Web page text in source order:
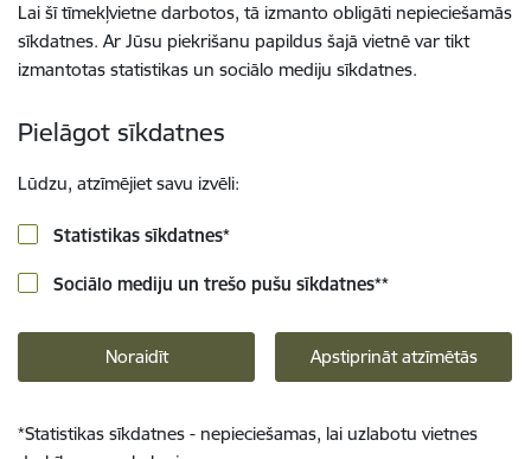
Lai šī tīmekļvietne darbotos, tā izmanto obligāti nepieciešamās
sīkdatnes. Ar Jūsu piekrišanu papildus šajā vietnē var tikt
izmantotas statistikas un sociālo mediju sīkdatnes.
Pielāgot sīkdatnes
Lūdzu, atzīmējiet savu izvēli:
Statistikas sīkdatnes*
Sociālo mediju un trešo pušu sīkdatnes**
Noraidīt Apstiprināt atzīmētās
*Statistikas sīkdatnes - nepieciešamas, lai uzlabotu vietnes